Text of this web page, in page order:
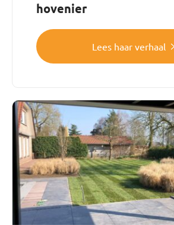
hovenier
Lees haar verhaal